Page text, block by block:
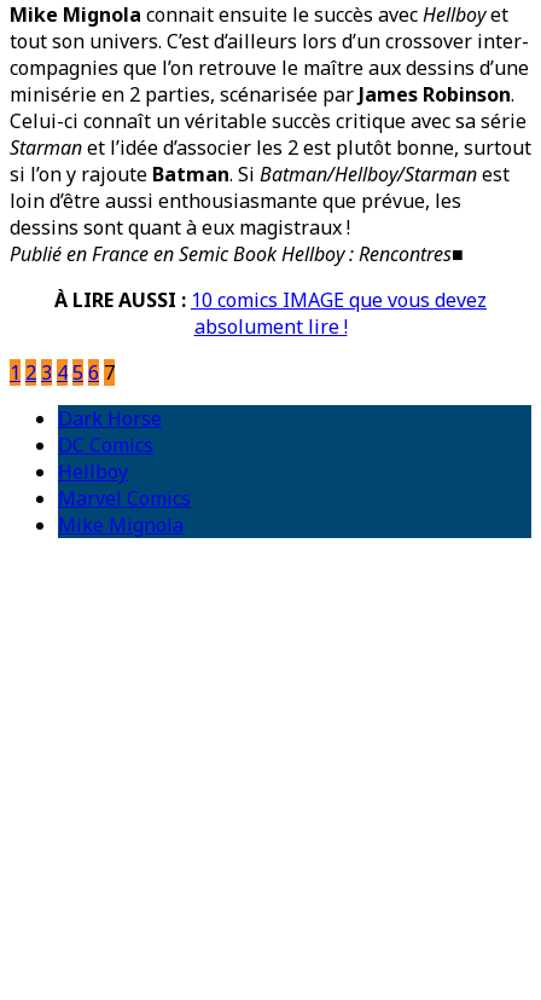
Mike Mignola connait ensuite le succès avecHellboyet
tout son univers. C’est d’ailleurs lors d’un crossover inter-
compagnies que l’on retrouve le maître aux dessins d’une
minisérie en 2 parties, scénarisée parJames Robinson.
Celui-ci connaît un véritable succès critique avec sa série
Starmanet l’idée d’associer les 2 est plutôt bonne, surtout
si l’on y rajoute Batman. Si Batman/Hellboy/Starmanest
loin d’être aussi enthousiasmante que prévue, les
dessins sont quant à eux magistraux !
Publié en France en Semic Book Hellboy : Rencontres■
À LIRE AUSSI : 10 comics IMAGE que vous devez
absolument lire !
1 2 3 456 7
Dark Horse
DC Comics
Hellboy
Marvel Comics
Mike Mignola